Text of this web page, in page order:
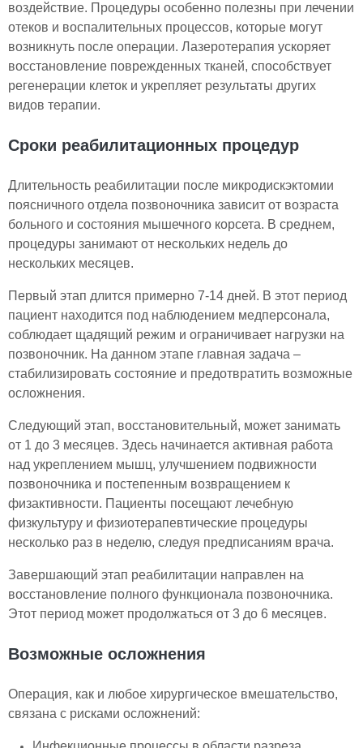
воздействие. Процедуры особенно полезны при лечении
отеков и воспалительных процессов, которые могут
возникнуть после операции. Лазеротерапия ускоряет
восстановление поврежденных тканей, способствует
регенерации клеток и укрепляет результаты других
видов терапии.
Сроки реабилитационных процедур
Длительность реабилитации после микродискэктомии
поясничного отдела позвоночника зависит от возраста
больного и состояния мышечного корсета. В среднем,
процедуры занимают от нескольких недель до
нескольких месяцев.
Первый этап длится примерно 7-14 дней. В этот период
пациент находится под наблюдением медперсонала,
соблюдает щадящий режим и ограничивает нагрузки на
позвоночник. На данном этапе главная задача –
стабилизировать состояние и предотвратить возможные
осложнения.
Следующий этап, восстановительный, может занимать
от 1 до 3 месяцев. Здесь начинается активная работа
над укреплением мышц, улучшением подвижности
позвоночника и постепенным возвращением к
физактивности. Пациенты посещают лечебную
физкультуру и физиотерапевтические процедуры
несколько раз в неделю, следуя предписаниям врача.
Завершающий этап реабилитации направлен на
восстановление полного функционала позвоночника.
Этот период может продолжаться от 3 до 6 месяцев.
Возможные осложнения
Операция, как и любое хирургическое вмешательство,
связана с рисками осложнений: